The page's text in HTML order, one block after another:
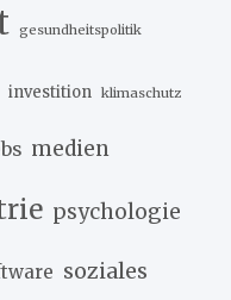
gesundheitspolitik
investition klimaschutz
medien
psychologie
soziales